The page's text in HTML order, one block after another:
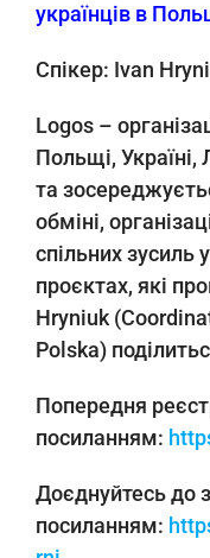
українців в
Спікер: Ivan
Logos –
Польщі, Україні,
та
обміні,
спільних зусиль
проєктах, які
Hryniuk
Polska)
Попередня
посиланням:
Доєднуйтесьдо
посиланням: